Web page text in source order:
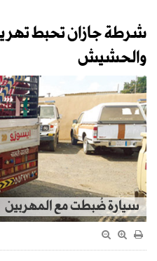
شرطة جازان تحبط
والحشيش
سيارة ضُبطت مع المهربين